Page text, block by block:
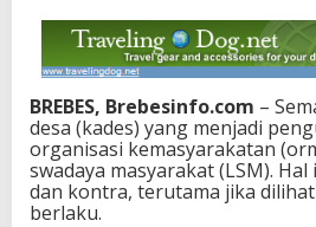
BREBES, Brebesinfo.com –
desa (kades) yang menjadi
organisasi kemasyarakatan
swadaya masyarakat (LSM).
dan kontra, terutama jika
berlaku.